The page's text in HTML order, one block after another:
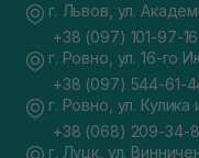
г. Львов, ул.
+38 (097) 101-97-16
г. Ровно, ул. 16-го
+38 (097) 544-61-
г. Ровно, ул.
+38 (068) 209-34-
г. Луцк, ул.